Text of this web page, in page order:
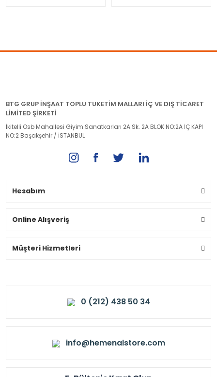
BTG GRUP İNŞAAT TOPLU TUKETİM MALLARI İÇ VE DIŞ TİCARET
LİMİTED ŞİRKETİ
İkitelli Osb Mahallesi Giyim Sanatkarları 2A Sk. 2A BLOK NO:2A İÇ KAPI
NO:2 Başakşehir / İSTANBUL
Hesabım
Online Alışveriş
Müşteri Hizmetleri
0 (212) 438 50 34
info@hemenalstore.com